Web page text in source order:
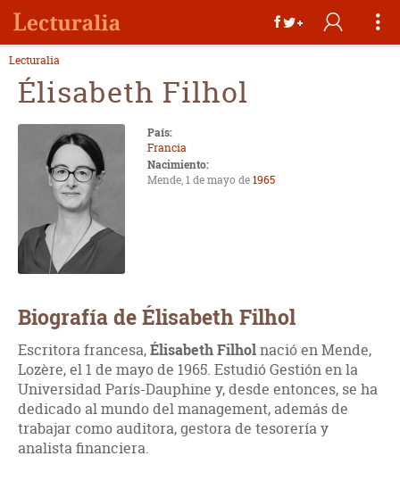
Lecturalia
Élisabeth Filhol
País:
Francia
Nacimiento:
Mende, 1 de mayo de1965
Biografía de Élisabeth Filhol
Escritora francesa,Élisabeth Filholnació en Mende,
Lozère, el 1 de mayo de 1965. Estudió Gestión en la
Universidad París-Dauphine y, desde entonces, se ha
dedicado al mundo del management, además de
trabajar como auditora, gestora de tesorería y
analista financiera.